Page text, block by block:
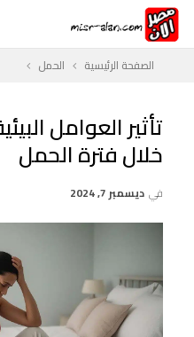
الصفحة الرئيسية الحمل
تأثير العوامل
خلال فترة الحمل
في ديسمبر 7, 2024